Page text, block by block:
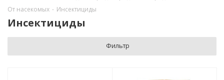
От насекомых - Инсектициды
Инсектициды
Фильтр